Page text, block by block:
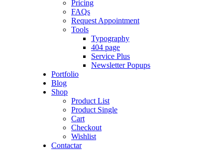
Pricing
FAQs
Request Appointment
Tools
Typography
404 page
Service Plus
Newsletter Popups
Portfolio
Blog
Shop
Product List
Product Single
Cart
Checkout
Wishlist
Contactar